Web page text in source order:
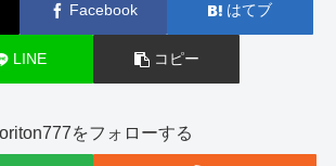
Facebook はてブ
LINE コピー
をフォローする